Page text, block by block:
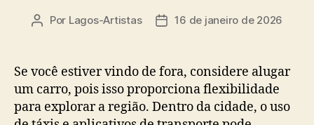
Autor
Por Lagos-Artistas
Data16 de janeiro de 2026
Se você estiver vindo de fora, considere alugar
um carro, pois isso proporciona flexibilidade
para explorar a região. Dentro da cidade, o uso